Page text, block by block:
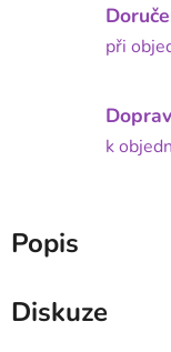
při
k
Popis
Diskuze